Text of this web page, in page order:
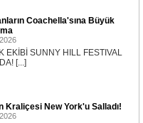
Coachella'sına Büyük
EKİBİ SUNNY HILL FESTIVAL
[...]
Kraliçesi New York'u Salladı!